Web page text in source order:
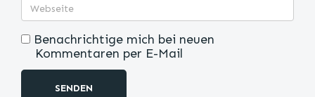
Benachrichtige mich bei neuen
Kommentaren per E-Mail
SENDEN